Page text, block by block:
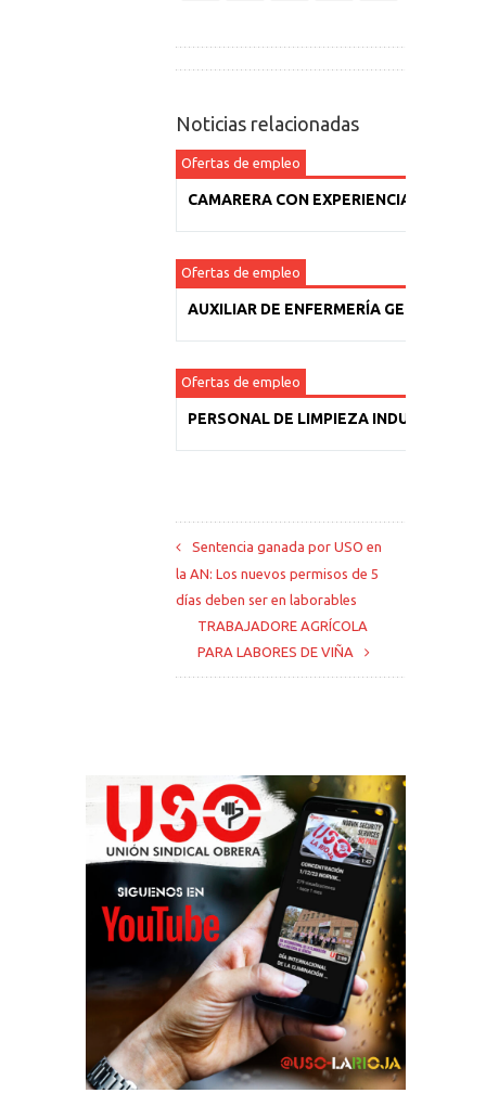
Noticias relacionadas
Ofertas de empleo
CAMARERA CON EXPERIENCIA
Ofertas de empleo
AUXILIAR DE ENFERMERÍA GERIÁTRICA
Ofertas de empleo
PERSONAL DE LIMPIEZA INDUSTRIAL
Sentencia ganada por USO en
la AN: Los nuevos permisos de 5
días deben ser en laborables
TRABAJADORE AGRÍCOLA
PARA LABORES DE VIÑA